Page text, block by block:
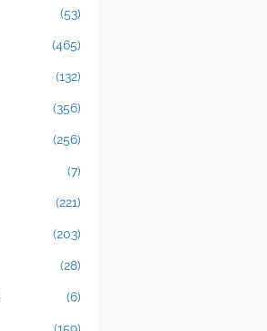
(53)
(465)
(132)
(356)
(256)
(7)
(221)
(203)
(28)
(6)